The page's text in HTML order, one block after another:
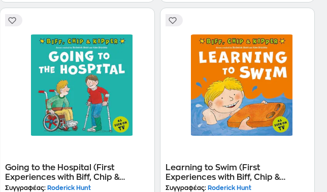
Going to the Hospital (First
Experiences with Biff, Chip &
Kipper)
Συγγραφέας: Roderick Hunt
Learning to Swim (First
Experiences with Biff, Chip &
Kipper)
Συγγραφέας:Roderick Hunt